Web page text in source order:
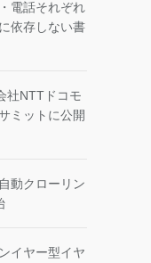
電話それぞれ
依存しない書
社NTTドコモ
ミットに公開
動クローリン
イヤー型イヤ